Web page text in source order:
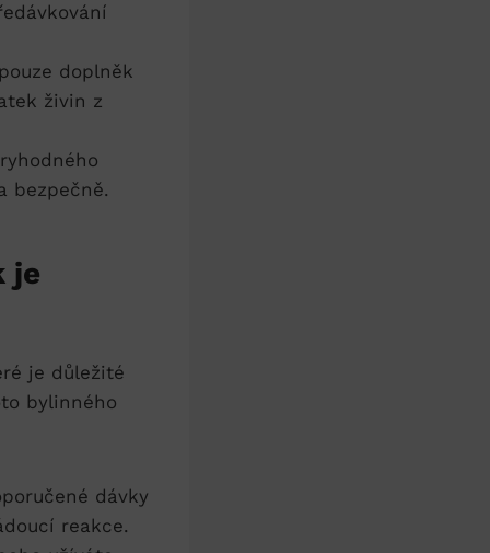
doplněk
živin z
bezpečně.
je
je důležité
bylinného
dávky
reakce.